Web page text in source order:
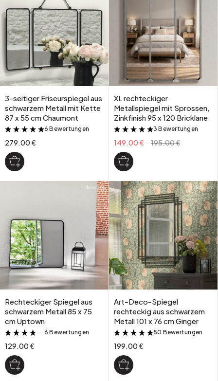
3-seitiger Friseurspiegel aus
schwarzem Metall mit Kette
87 x 55 cm Chaumont
&
6 Bewertungen
279.00 €
XL rechteckiger
Metallspiegel mit Sprossen,
Zinkfinish 95 x 120 Bricklane
&
3 Bewertungen
149.00 € 195.00 €
Rechteckiger Spiegel aus
schwarzem Metall 85 x 75
cm Uptown
&
6 Bewertungen
129.00 €
Art-Deco-Spiegel
rechteckig aus schwarzem
Metall 101 x 76 cm Ginger
&
50 Bewertungen
199.00 €